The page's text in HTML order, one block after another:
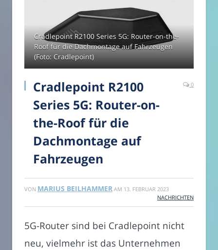
Cradlepoint R2100 Series 5G: Router-on-the-
Roof für die Dachmontage auf Fahrzeugen
(Foto: Cradlepoint)
Cradlepoint R2100
Series 5G: Router-on-
the-Roof für die
Dachmontage auf
Fahrzeugen
0
VON MARIUS BEILHAMMER AM 13. FEBRUAR 2023
NACHRICHTEN
5G-Router sind bei Cradlepoint nicht
neu, vielmehr ist das Unternehmen